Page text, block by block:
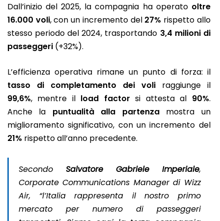
Dall’inizio del 2025, la compagnia ha operato oltre
16.000 voli, con un incremento del 27% rispetto allo
stesso periodo del 2024, trasportando 3,4 milioni di
passeggeri (+32%).
L’efficienza operativa rimane un punto di forza: il
tasso di completamento dei voliraggiunge il
99,6%, mentre il load factor si attesta al 90%.
Anche la puntualità alla partenzamostra un
miglioramento significativo, con un incremento del
21% rispetto all’anno precedente.
Secondo Salvatore Gabriele Imperiale,
Corporate Communications Manager di Wizz
Air, “l’Italia rappresenta il nostro primo
mercato per numero di passeggeri